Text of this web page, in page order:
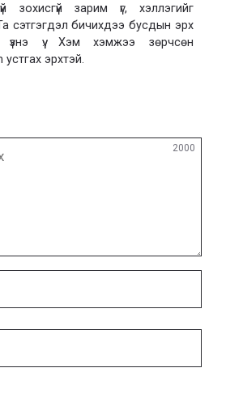
зохисгүй зарим үг, хэллэгийг
сэтгэгдэл бичихдээ бусдын эрх
үзнэ үү. Хэм хэмжээ зөрчсөн
устгах эрхтэй.
2000